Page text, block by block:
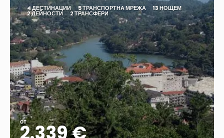
4 ДЕСТИНАЦИИ 5 ТРАНСПОРТНА МРЕЖА 13 НОЩЕМ
2 ДЕЙНОСТИ 2 ТРАНСФЕРИ
от